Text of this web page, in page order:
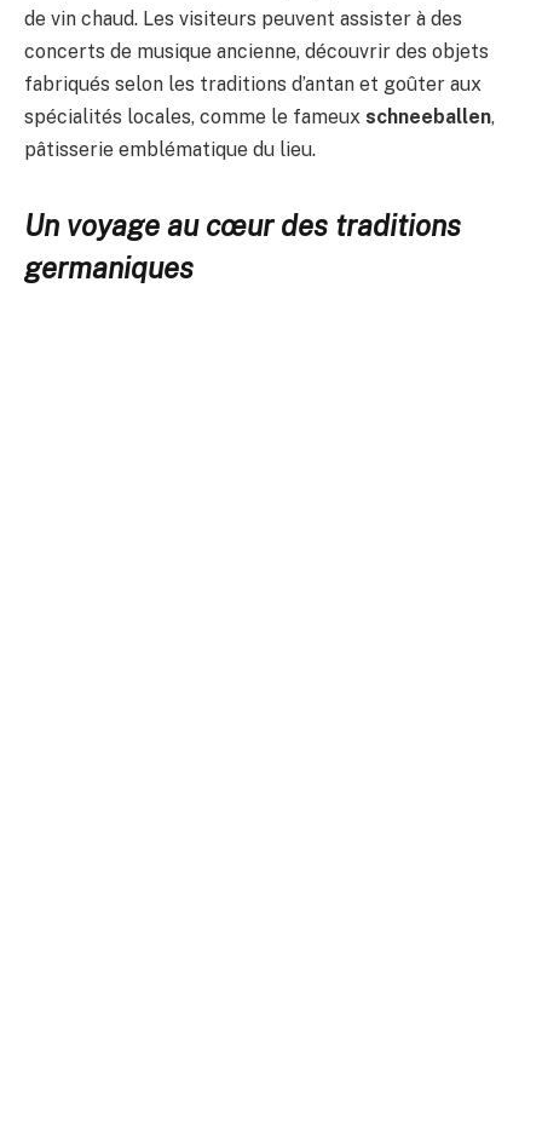
de vin chaud. Les visiteurs peuvent assister à des
concerts de musique ancienne, découvrir des objets
fabriqués selon les traditions d’antan et goûter aux
spécialités locales, comme le fameux schneeballen,
pâtisserie emblématique du lieu.
Un voyage au cœur des traditions
germaniques